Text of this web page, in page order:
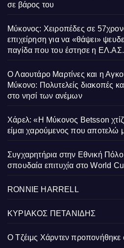
σε βάρος του
Μύκονος: Χειροπέδες σε
επιχείρηση για να «θάψει»
παγίδα που του έστησε η ΕΛ.ΑΣ.
Ο Λαουτάρο Μαρτίνες και η
Μύκονο: Πολυτελείς διακοπές
στο νησί των ανέμων
Χάρελ: «Η Μύκονος Betsson
είμαι χαρούμενος που αποτελώ
Συγχαρητήρια στην Εθνική
σπουδαία επιτυχία στο World
RONNIE HARRELL
ΚΥΡΙΑΚΟΣ ΠΕΤΑΝΙΔΗΣ
Ο Τζέιμς Χάρντεν